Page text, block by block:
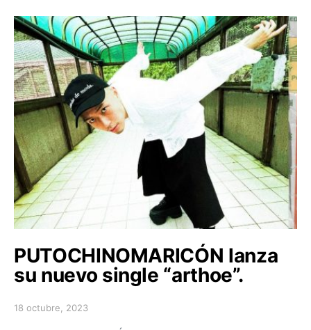
PUTOCHINOMARICÓN lanza
su nuevo single “arthoe”.
Posted on
18 octubre, 2023